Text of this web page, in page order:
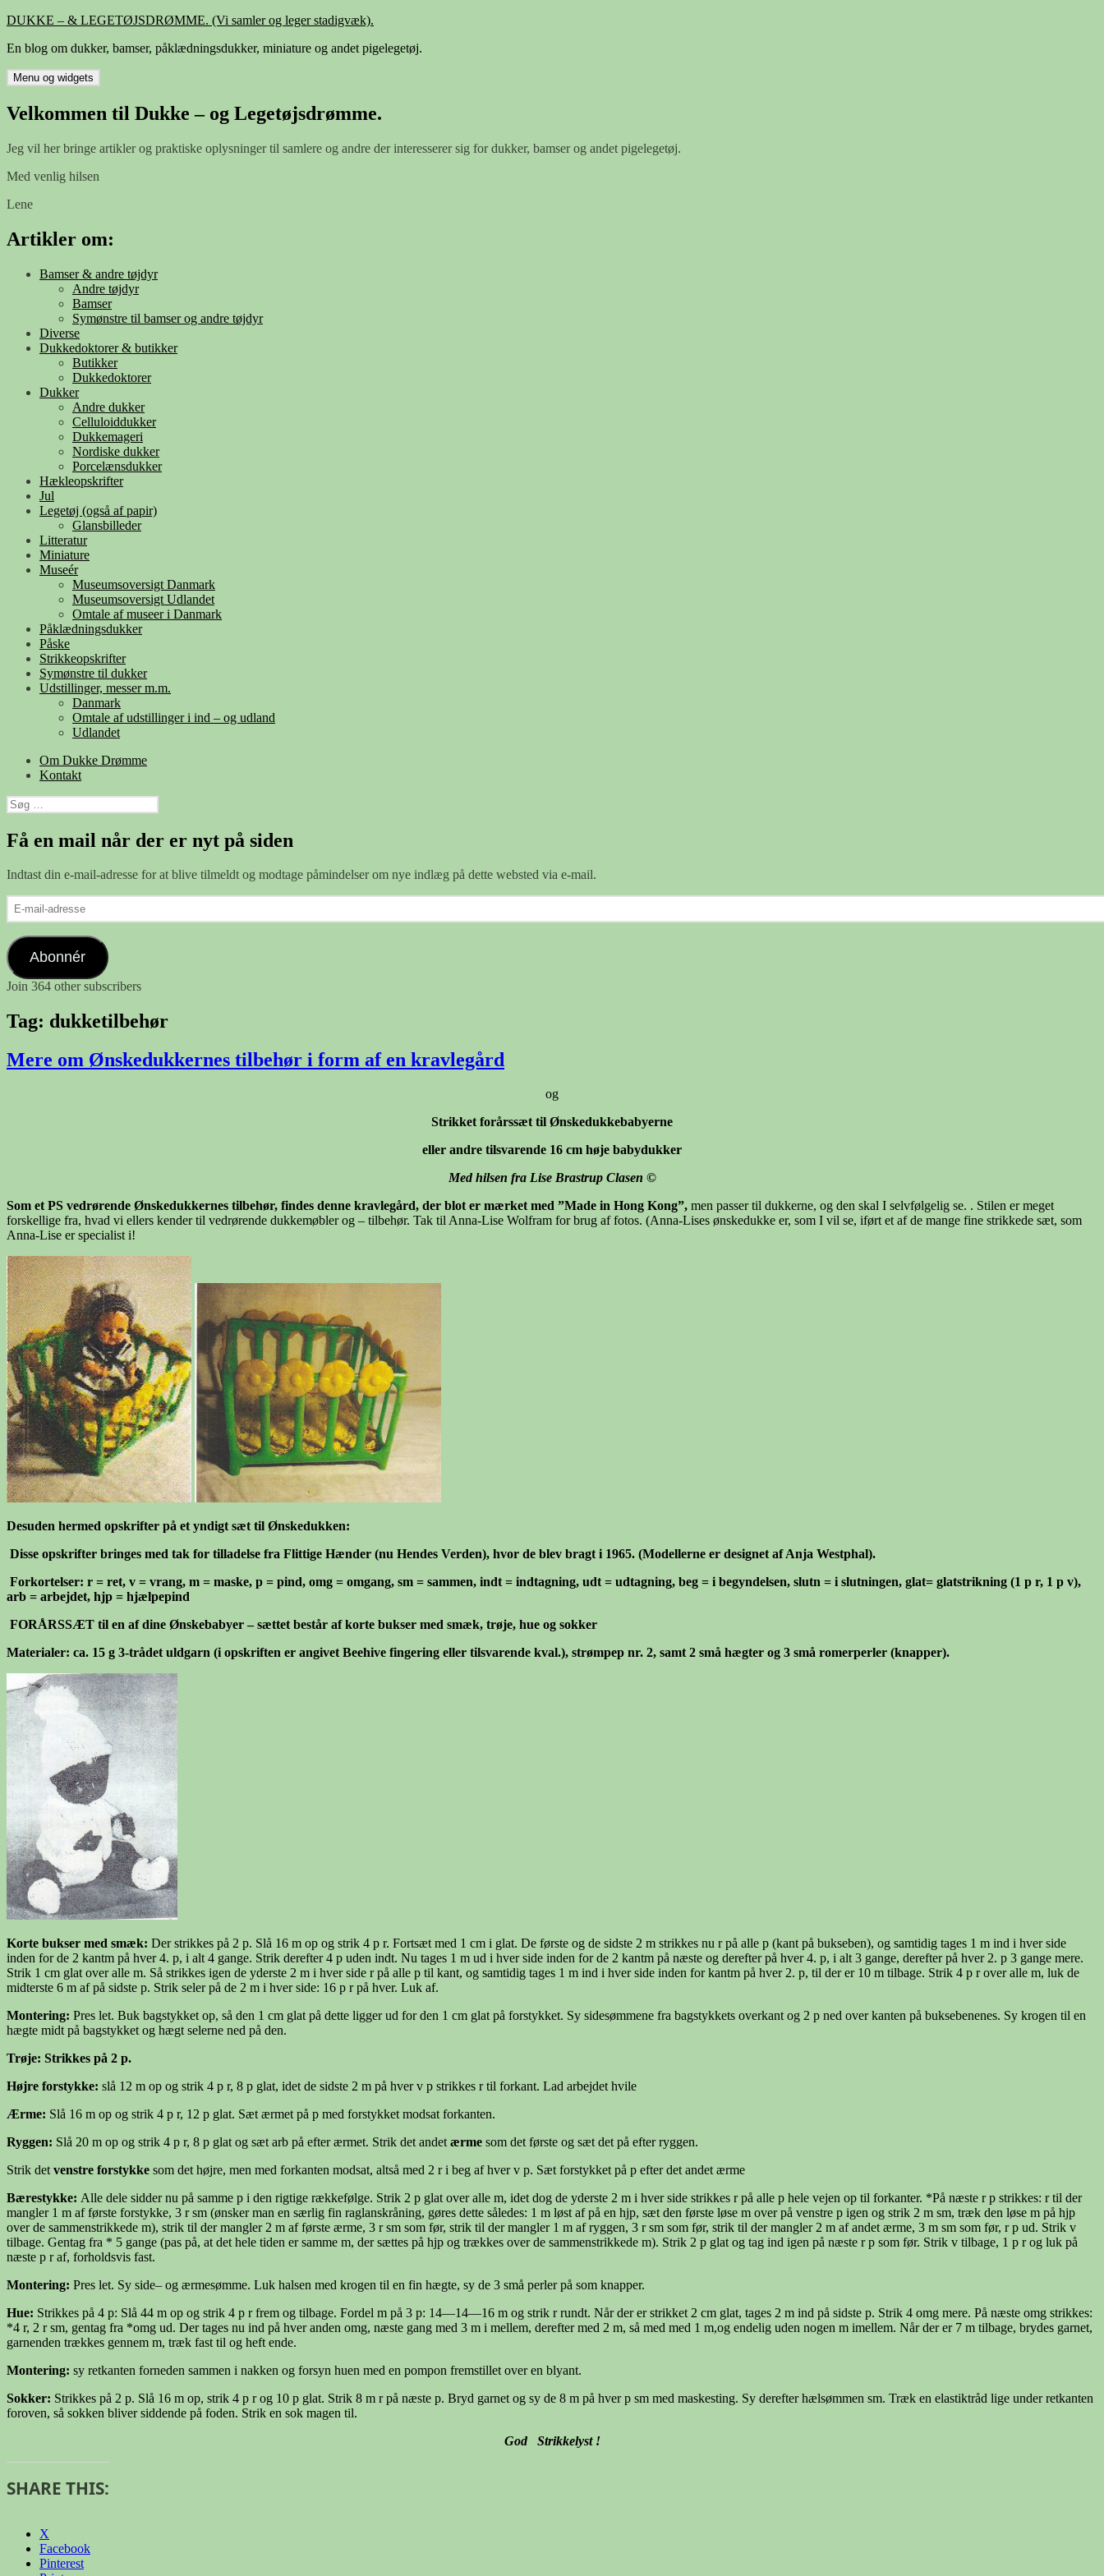
Hop
indhold
DUKKE – & LEGETØJSDRØMME. (Vi samler og leger stadigvæk).
En blog om dukker, bamser, påklædningsdukker, miniature og andet pigelegetøj.
Menu og widgets
Velkommen til Dukke – og Legetøjsdrømme.
Jeg vil her bringe artikler og praktiske oplysninger til samlere og andre der interesserer sig for dukker, bamser og andet pigelegetøj.
Med venlig hilsen
Lene
Artikler om:
Bamser & andre tøjdyr
Andre tøjdyr
Bamser
Symønstre til bamser og andre tøjdyr
Diverse
Dukkedoktorer & butikker
Butikker
Dukkedoktorer
Dukker
Andre dukker
Celluloiddukker
Dukkemageri
Nordiske dukker
Porcelænsdukker
Hækleopskrifter
Jul
Legetøj (også af papir)
Glansbilleder
Litteratur
Miniature
Museér
Museumsoversigt Danmark
Museumsoversigt Udlandet
Omtale af museer i Danmark
Påklædningsdukker
Påske
Strikkeopskrifter
Symønstre til dukker
Udstillinger, messer m.m.
Danmark
Omtale af udstillinger i ind – og udland
Udlandet
Om Dukke Drømme
Kontakt
Søg
efter:
Få en mail når der er nyt på siden
Indtast din e-mail-adresse for at blive tilmeldt og modtage påmindelser om nye indlæg på dette websted via e-mail.
E-
mail-
Abonnér
Join 364 other subscribers
Tag: dukketilbehør
Mere om Ønskedukkernes tilbehør i form af en kravlegård
og
Strikket forårssæt til Ønskedukkebabyerne
eller andre tilsvarende 16 cm høje babydukker
Med hilsen fra Lise Brastrup Clasen ©
Som et PS vedrørende Ønskedukkernes tilbehør, findes denne kravlegård, der blot er mærket med ”Made in Hong Kong”, men passer til dukkerne, og den skal I selvfølgelig se. . Stilen er meget
forskellige fra, hvad vi ellers kender til vedrørende dukkemøbler og – tilbehør. Tak til Anna-Lise Wolfram for brug af fotos. (Anna-Lises ønskedukke er, som I vil se, iført et af de mange fine strikkede sæt, som
Anna-Lise er specialist i!
Desuden hermed opskrifter på et yndigt sæt til Ønskedukken:
Disse opskrifter bringes med tak for tilladelse fra Flittige Hænder (nu Hendes Verden), hvor de blev bragt i 1965. (Modellerne er designet af Anja Westphal).
Forkortelser: r = ret, v = vrang, m = maske, p = pind, omg = omgang, sm = sammen, indt = indtagning, udt = udtagning, beg = i begyndelsen, slutn = i slutningen, glat= glatstrikning (1 p r, 1 p v),
arb = arbejdet, hjp = hjælpepind
FORÅRSSÆT til en af dine Ønskebabyer– sættet består af korte bukser med smæk, trøje, hue og sokker
Materialer: ca. 15 g 3-trådet uldgarn (i opskriften er angivet Beehive fingering eller tilsvarende kval.), strømpep nr. 2, samt 2 små hægter og 3 små romerperler (knapper).
Korte bukser med smæk: Der strikkes på 2 p. Slå 16 m op og strik 4 p r. Fortsæt med 1 cm i glat. De første og de sidste 2 m strikkes nu r på alle p (kant på bukseben), og samtidig tages 1 m ind i hver side
inden for de 2 kantm på hver 4. p, i alt 4 gange. Strik derefter 4 p uden indt. Nu tages 1 m ud i hver side inden for de 2 kantm på næste og derefter på hver 4. p, i alt 3 gange, derefter på hver 2. p 3 gange mere.
Strik 1 cm glat over alle m. Så strikkes igen de yderste 2 m i hver side r på alle p til kant, og samtidig tages 1 m ind i hver side inden for kantm på hver 2. p, til der er 10 m tilbage. Strik 4 p r over alle m, luk de
midterste 6 m af på sidste p. Strik seler på de 2 m i hver side: 16 p r på hver. Luk af.
Montering: Pres let. Buk bagstykket op, så den 1 cm glat på dette ligger ud for den 1 cm glat på forstykket. Sy sidesømmene fra bagstykkets overkant og 2 p ned over kanten på buksebenenes. Sy krogen til en
hægte midt på bagstykket og hægt selerne ned på den.
Trøje: Strikkes på 2 p.
Højre forstykke: slå 12 m op og strik 4 p r, 8 p glat, idet de sidste 2 m på hver v p strikkes r til forkant. Lad arbejdet hvile
Ærme: Slå 16 m op og strik 4 p r, 12 p glat. Sæt ærmet på p med forstykket modsat forkanten.
Ryggen: Slå 20 m op og strik 4 p r, 8 p glat og sæt arb på efter ærmet. Strik det andetærme som det første og sæt det på efter ryggen.
Strik detvenstre forstykke som det højre, men med forkanten modsat, altså med 2 r i beg af hver v p. Sæt forstykket på p efter det andet ærme
Bærestykke: Alle dele sidder nu på samme p i den rigtige rækkefølge. Strik 2 p glat over alle m, idet dog de yderste 2 m i hver side strikkes r på alle p hele vejen op til forkanter. *På næste r p strikkes: r til der
mangler 1 m af første forstykke, 3 r sm (ønsker man en særlig fin raglanskråning, gøres dette således: 1 m løst af på en hjp, sæt den første løse m over på venstre p igen og strik 2 m sm, træk den løse m på hjp
over de sammenstrikkede m), strik til der mangler 2 m af første ærme, 3 r sm som før, strik til der mangler 1 m af ryggen, 3 r sm som før, strik til der mangler 2 m af andet ærme, 3 m sm som før, r p ud. Strik v
tilbage. Gentag fra * 5 gange (pas på, at det hele tiden er samme m, der sættes på hjp og trækkes over de sammenstrikkede m). Strik 2 p glat og tag ind igen på næste r p som før. Strik v tilbage, 1 p r og luk på
næste p r af, forholdsvis fast.
Montering: Pres let. Sy side– og ærmesømme. Luk halsen med krogen til en fin hægte, sy de 3 små perler på som knapper.
Hue: Strikkes på 4 p: Slå 44 m op og strik 4 p r frem og tilbage. Fordel m på 3 p: 14—14—16 m og strik r rundt. Når der er strikket 2 cm glat, tages 2 m ind på sidste p. Strik 4 omg mere. På næste omg strikkes:
*4 r, 2 r sm, gentag fra *omg ud. Der tages nu ind på hver anden omg, næste gang med 3 m i mellem, derefter med 2 m, så med med 1 m,og endelig uden nogen m imellem. Når der er 7 m tilbage, brydes garnet,
garnenden trækkes gennem m, træk fast til og heft ende.
Montering: sy retkanten forneden sammen i nakken og forsyn huen med en pompon fremstillet over en blyant.
Sokker: Strikkes på 2 p. Slå 16 m op, strik 4 p r og 10 p glat. Strik 8 m r på næste p. Bryd garnet og sy de 8 m på hver p sm med maskesting. Sy derefter hælsømmen sm. Træk en elastiktråd lige under retkanten
foroven, så sokken bliver siddende på foden. Strik en sok magen til.
God Strikkelyst !
SHARE THIS:
X
Facebook
Pinterest